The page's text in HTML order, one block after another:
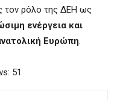
τον ρόλο της ΔΕΗ ως
ενέργεια και
Ευρώπη.
51